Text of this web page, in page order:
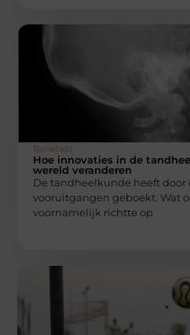
Bonefast
Hoe innovaties in de
wereld veranderen
De tandheelkunde heeft door
vooruitgangen geboekt. Wat
voornamelijk richtte op